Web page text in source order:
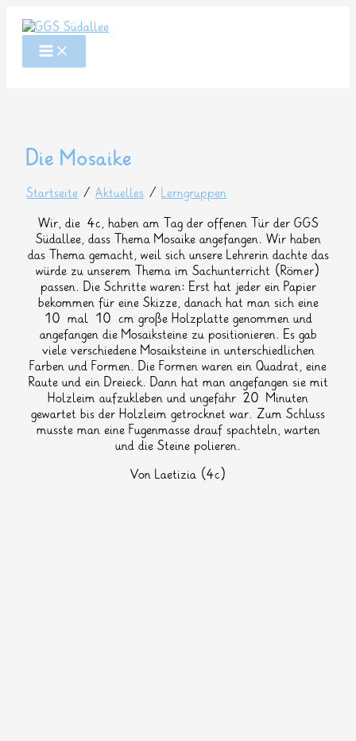
Inhalt
springen
Die Mosaike
Startseite /Aktuelles /Lerngruppen
Wir, die 4c, haben am Tag der offenen Tür der GGS
Südallee, dass Thema Mosaike angefangen. Wir haben
das Thema gemacht, weil sich unsere Lehrerin dachte das
würde zu unserem Thema im Sachunterricht (Römer)
passen. Die Schritte waren: Erst hat jeder ein Papier
bekommen für eine Skizze, danach hat man sich eine
10 mal 10 cm große Holzplatte genommen und
angefangen die Mosaiksteine zu positionieren. Es gab
viele verschiedene Mosaiksteine in unterschiedlichen
Farben und Formen. Die Formen waren ein Quadrat, eine
Raute und ein Dreieck. Dann hat man angefangen sie mit
Holzleim aufzukleben und ungefähr 20 Minuten
gewartet bis der Holzleim getrocknet war. Zum Schluss
musste man eine Fugenmasse drauf spachteln, warten
und die Steine polieren.
Von Laetizia (4c)